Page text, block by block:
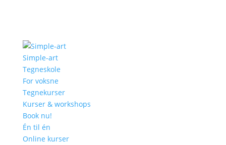
Simple-art
Tegneskole
For voksne
Tegnekurser
Kurser & workshops
Book nu!
Én til én
Online kurser